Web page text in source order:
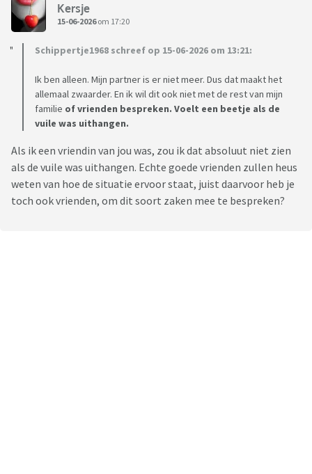
Kersje
15-06-2026om 17:20
Schippertje1968 schreef op 15-06-2026 om 13:21:
Ik ben alleen. Mijn partner is er niet meer. Dus dat maakt het
allemaal zwaarder. En ik wil dit ook niet met de rest van mijn
familie of vrienden bespreken. Voelt een beetje als de
vuile was uithangen.
Als ik een vriendin van jou was, zou ik dat absoluut niet zien
als de vuile was uithangen. Echte goede vrienden zullen heus
weten van hoe de situatie ervoor staat, juist daarvoor heb je
toch ook vrienden, om dit soort zaken mee te bespreken?